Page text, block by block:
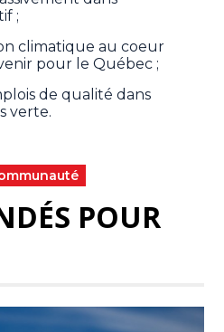
;
climatique au coeur
pour le Québec ;
de qualité dans
verte.
POUR